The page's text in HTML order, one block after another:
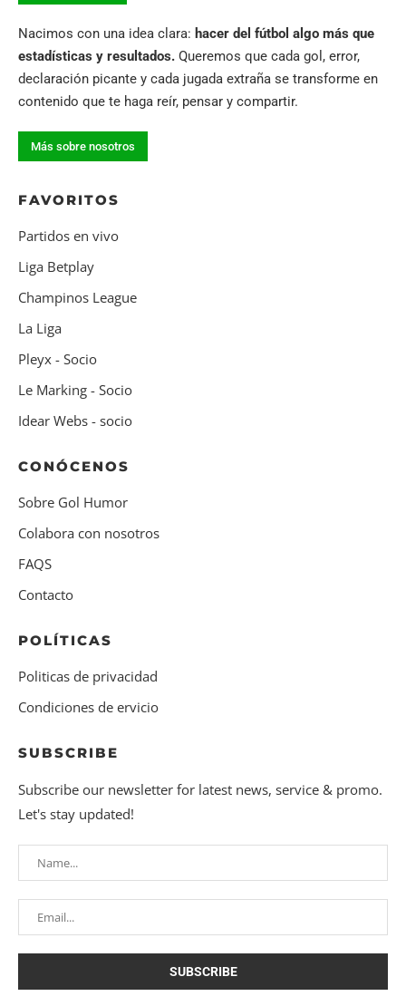
Nacimos con una idea clara: hacer del fútbol algo más que
estadísticas y resultados. Queremos que cada gol, error,
declaración picante y cada jugada extraña se transforme en
contenido que te haga reír, pensar y compartir.
Más sobre nosotros
FAVORITOS
Partidos en vivo
Liga Betplay
Champinos League
La Liga
Pleyx - Socio
Le Marking - Socio
Idear Webs - socio
CONÓCENOS
Sobre Gol Humor
Colabora con nosotros
FAQS
Contacto
POLÍTICAS
Politicas de privacidad
Condiciones de ervicio
SUBSCRIBE
Subscribe our newsletter for latest news, service & promo.
Let's stay updated!